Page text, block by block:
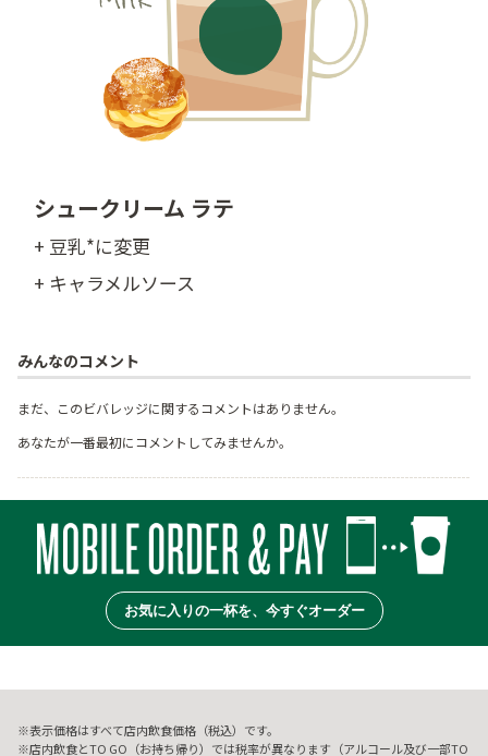
シュークリーム ラテ
+ 豆乳*に変更
+ キャラメルソース
みんなのコメント
まだ、このビバレッジに関するコメントはありません。
あなたが一番最初にコメントしてみませんか。
お気に入りの一杯を、今すぐオーダー
表示価格はすべて店内飲食価格（税込）です。
店内飲食とTO GO（お持ち帰り）では税率が異なります（アルコール及び一部TO